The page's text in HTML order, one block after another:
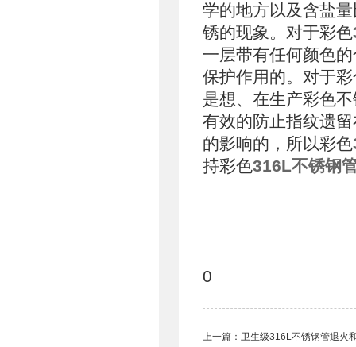
学的地方以及含盐
锈的现象。对于彩色
一层带有任何颜色
保护作用的。对于
是想、在生产彩色
有效的防止指纹遗
的影响的，所以彩色
持彩色316L不锈钢
0
上一篇： 卫生级316L不锈钢管​退火